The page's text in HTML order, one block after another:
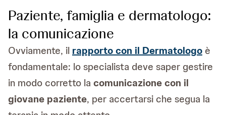
Paziente, famiglia e dermatologo:
la comunicazione
Ovviamente, il rapporto con il Dermatologo è
fondamentale: lo specialista deve saper gestire
in modo corretto la comunicazione con il
giovane paziente, per accertarsi che segua la